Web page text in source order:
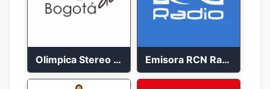
Olimpica Stereo Bogotá 105.9 FM Vibrante Emisora RCN Radio 93.9 FM Bogotá